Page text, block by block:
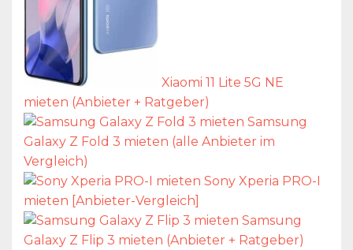
Xiaomi 11 Lite 5G NE
mieten (Anbieter + Ratgeber)
Samsung
Galaxy Z Fold 3 mieten (alle Anbieter im
Vergleich)
Sony Xperia PRO-I
mieten [Anbieter-Vergleich]
Samsung
Galaxy Z Flip 3 mieten (Anbieter + Ratgeber)